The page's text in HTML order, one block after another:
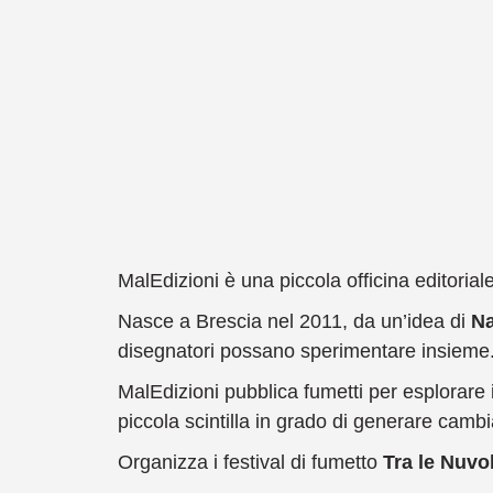
MalEdizioni è una piccola officina
Nasce a Brescia nel 2011, da un’idea di
disegnatori possano sperimentare
MalEdizioni pubblica fumetti per
piccola scintilla in grado di generare
Organizza i festival di fumetto Tra le